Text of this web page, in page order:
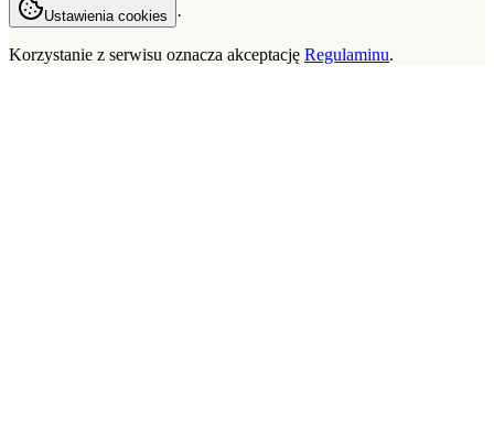
Ustawienia cookies ·
Korzystanie z serwisu oznacza akceptację Regulaminu.